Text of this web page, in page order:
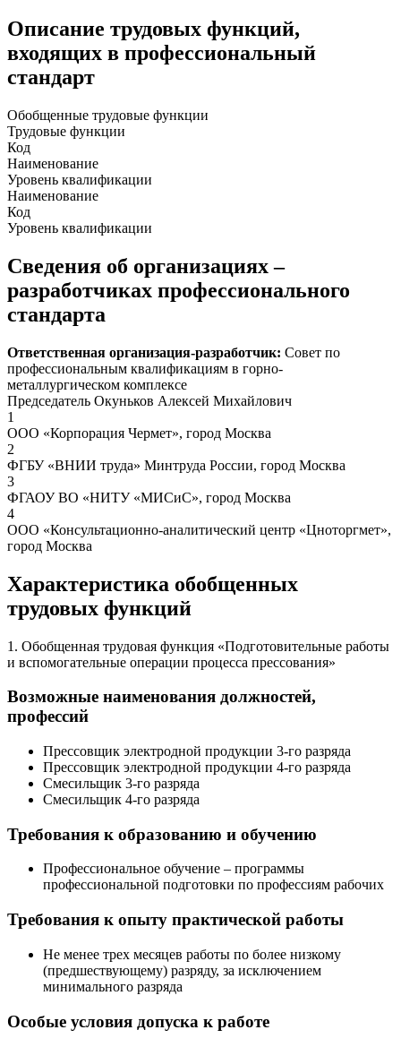
Описание трудовых функций,
входящих в профессиональный
стандарт
Обобщенные трудовые функции
Трудовые функции
Код
Наименование
Уровень квалификации
Наименование
Код
Уровень квалификации
Сведения об организациях –
разработчиках профессионального
стандарта
Ответственная организация-разработчик: Совет по
профессиональным квалификациям в горно-
металлургическом комплексе
Председатель Окуньков Алексей Михайлович
1
ООО «Корпорация Чермет», город Москва
2
ФГБУ «ВНИИ труда» Минтруда России, город Москва
3
ФГАОУ ВО «НИТУ «МИСиС», город Москва
4
ООО «Консультационно-аналитический центр «Цноторгмет»,
город Москва
Характеристика обобщенных
трудовых функций
1. Обобщенная трудовая функция «Подготовительные работы
и вспомогательные операции процесса прессования»
Возможные наименования должностей,
профессий
Прессовщик электродной продукции 3-го разряда
Прессовщик электродной продукции 4-го разряда
Смесильщик 3-го разряда
Смесильщик 4-го разряда
Требования к образованию и обучению
Профессиональное обучение – программы
профессиональной подготовки по профессиям рабочих
Требования к опыту практической работы
Не менее трех месяцев работы по более низкому
(предшествующему) разряду, за исключением
минимального разряда
Особые условия допуска к работе